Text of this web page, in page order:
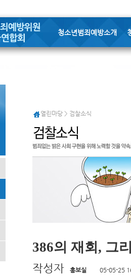
청소년범죄예방소개
열린마당 > 검찰소식
386의 재회, 그
작성자 홍보실 05-05-25